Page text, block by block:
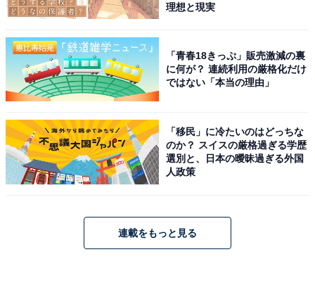
こちらもおすすめ
秋田県の市で「子育てがしやすい」と思う市ラ
【2025年調査】
理想と現実
「青春18きっぷ」販売激減の裏
に何が？ 連続利用の厳格化だけ
ではない「本当の理由」
「移民」に冷たいのはどっちな
のか？ スイスの厳格過ぎる学歴
選別と、日本の曖昧過ぎる外国
人政策
連載をもっと見る